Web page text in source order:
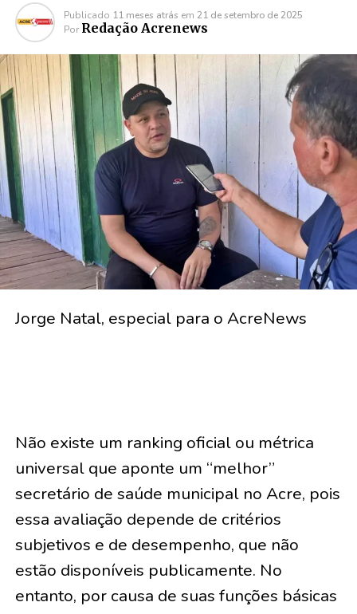
Publicado 11 meses atrás em 21 de setembro de 2025
Por Redação Acrenews
Jorge Natal, especial para o AcreNews
Não existe um ranking oficial ou métrica
universal que aponte um “melhor”
secretário de saúde municipal no Acre, pois
essa avaliação depende de critérios
subjetivos e de desempenho, que não
estão disponíveis publicamente. No
entanto, por causa de suas funções básicas